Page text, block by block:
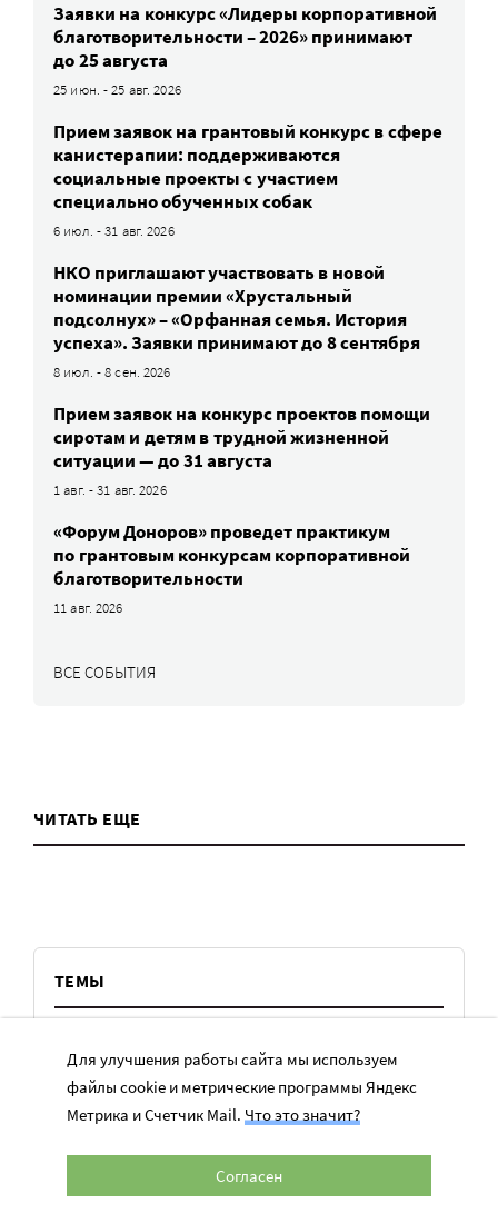
Заявки на конкурс «Лидеры корпоративной
благотворительности – 2026» принимают
до 25 августа
25 июн. - 25 авг. 2026
Прием заявок на грантовый конкурс в сфере
канистерапии: поддерживаются
социальные проекты с участием
специально обученных собак
6 июл. - 31 авг. 2026
НКО приглашают участвовать в новой
номинации премии «Хрустальный
подсолнух» – «Орфанная семья. История
успеха». Заявки принимают до 8 сентября
8 июл. - 8 сен. 2026
Прием заявок на конкурс проектов помощи
сиротам и детям в трудной жизненной
ситуации — до 31 августа
1 авг. - 31 авг. 2026
«Форум Доноров» проведет практикум
по грантовым конкурсам корпоративной
благотворительности
11 авг. 2026
ВСЕ СОБЫТИЯ
ЧИТАТЬ ЕЩЕ
ТЕМЫ
Законы
История
Для улучшения работы сайта мы используем
файлы cookie и метрические программы Яндекс
Метрика и Счетчик Mail. Что это значит?
Согласен